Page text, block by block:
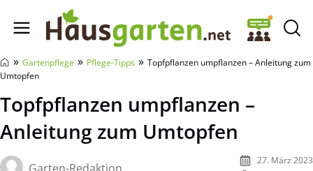
Hausgarten.net
» Gartenpflege » Pflege-Tipps » Topfpflanzen umpflanzen – Anleitung zum
Umtopfen
Topfpflanzen umpflanzen –
Anleitung zum Umtopfen
27. März 2023